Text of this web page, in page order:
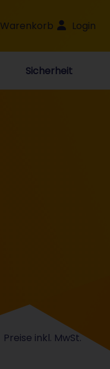
Warenkorb Login
Sicherheit
Preise inkl. MwSt.